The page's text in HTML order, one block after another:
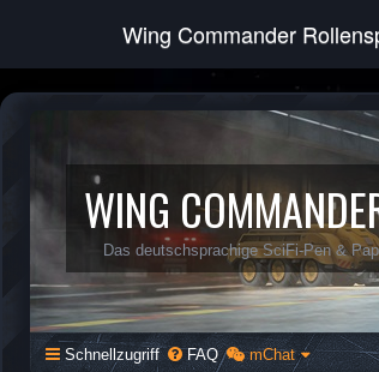
Wing Commander
WING
Das deutschsprachige SciFi-Pen &
Schnellzugriff FAQ mChat